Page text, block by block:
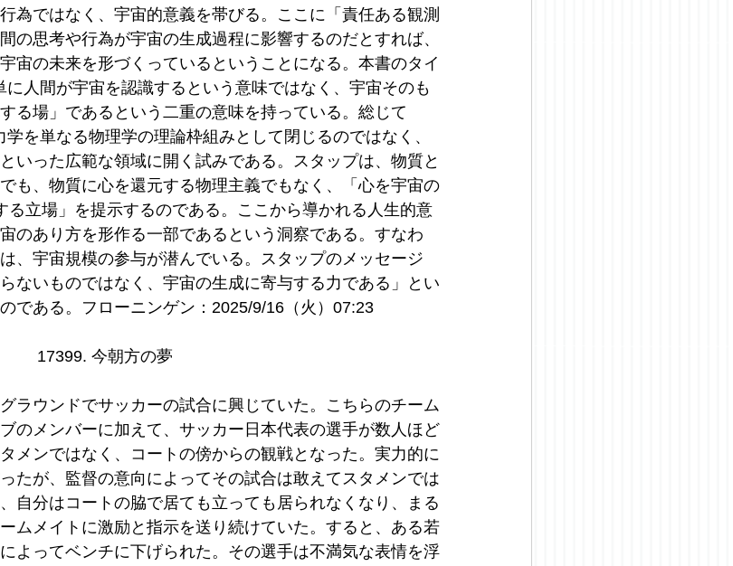
為ではなく、宇宙的意義を帯びる。ここに「責任ある観測
の思考や行為が宇宙の生成過程に影響するのだとすれば、
宙の未来を形づくっているということになる。本書のタイ
に人間が宇宙を認識するという意味ではなく、宇宙そのも
る場」であるという二重の意味を持っている。総じて
学を単なる物理学の理論枠組みとして閉じるのではなく、
いった広範な領域に開く試みである。スタップは、物質と
も、物質に心を還元する物理主義でもなく、「心を宇宙の
る立場」を提示するのである。ここから導かれる人生的意
のあり方を形作る一部であるという洞察である。すなわ
、宇宙規模の参与が潜んでいる。スタップのメッセージ
ないものではなく、宇宙の生成に寄与する力である」とい
である。フローニンゲン：2025/9/16（火）07:23
17399. 今朝方の夢
ラウンドでサッカーの試合に興じていた。こちらのチーム
のメンバーに加えて、サッカー日本代表の選手が数人ほど
メンではなく、コートの傍からの観戦となった。実力的に
たが、監督の意向によってその試合は敢えてスタメンでは
自分はコートの脇で居ても立っても居られなくなり、まる
ムメイトに激励と指示を送り続けていた。すると、ある若
よってベンチに下げられた。その選手は不満気な表情を浮